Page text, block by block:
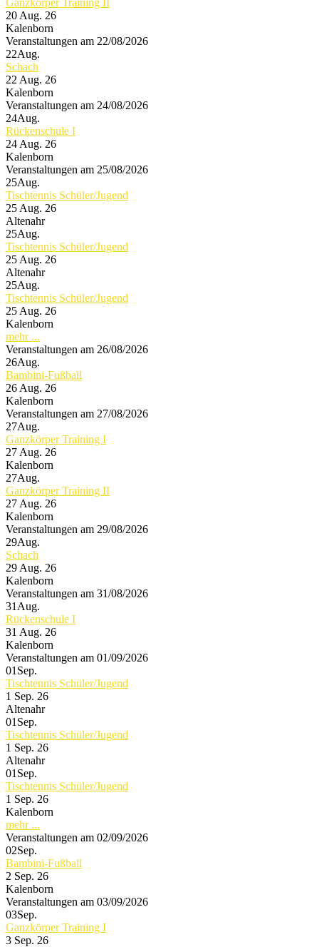
Ganzkörper Training II
20 Aug. 26
Kalenborn
Veranstaltungen am 22/08/2026
22Aug.
Schach
22 Aug. 26
Kalenborn
Veranstaltungen am 24/08/2026
24Aug.
Rückenschule I
24 Aug. 26
Kalenborn
Veranstaltungen am 25/08/2026
25Aug.
Tischtennis Schüler/Jugend
25 Aug. 26
Altenahr
25Aug.
Tischtennis Schüler/Jugend
25 Aug. 26
Altenahr
25Aug.
Tischtennis Schüler/Jugend
25 Aug. 26
Kalenborn
mehr ...
Veranstaltungen am 26/08/2026
26Aug.
Bambini-Fußball
26 Aug. 26
Kalenborn
Veranstaltungen am 27/08/2026
27Aug.
Ganzkörper Training I
27 Aug. 26
Kalenborn
27Aug.
Ganzkörper Training II
27 Aug. 26
Kalenborn
Veranstaltungen am 29/08/2026
29Aug.
Schach
29 Aug. 26
Kalenborn
Veranstaltungen am 31/08/2026
31 Aug.
Rückenschule I
31 Aug. 26
Kalenborn
Veranstaltungen am 01/09/2026
01 Sep.
Tischtennis Schüler/Jugend
1 Sep. 26
Altenahr
01 Sep.
Tischtennis Schüler/Jugend
1 Sep. 26
Altenahr
01 Sep.
Tischtennis Schüler/Jugend
1 Sep. 26
Kalenborn
mehr ...
Veranstaltungen am 02/09/2026
02Sep.
Bambini-Fußball
2 Sep. 26
Kalenborn
Veranstaltungen am 03/09/2026
03Sep.
Ganzkörper Training I
3 Sep. 26